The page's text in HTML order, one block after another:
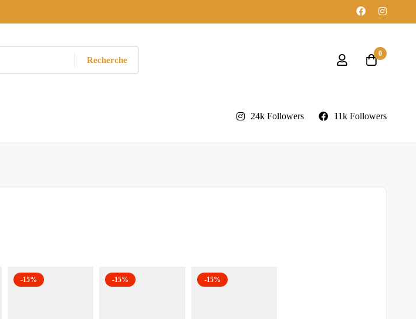
Recherche
0
24k Followers 11k Followers
-15% -15% -15%